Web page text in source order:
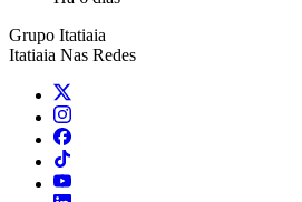
Grupo Itatiaia
Itatiaia Nas Redes